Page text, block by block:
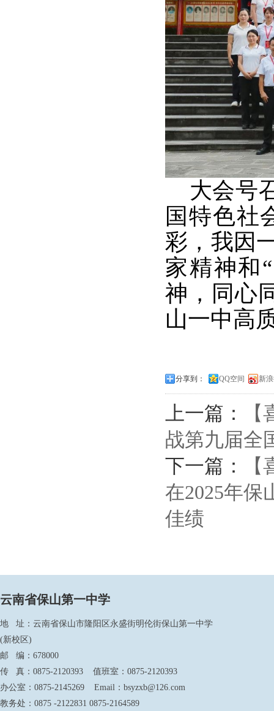
大会号
国特色社
彩，我因
家精神和
神，同心
山一中高
分享到： QQ空间 新
上一篇：
战第九届全
下一篇：
在2025年保
佳绩
云南省保山第一中学
地 址：云南省保山市隆阳区永盛街明伦街保山第一中学
(新校区)
邮 编：678000
传 真：0875-2120393 值班室：0875-2120393
办公室：0875-2145269 Email：bsyzxb@126.com
教务处：0875 -2122831 0875-2164589